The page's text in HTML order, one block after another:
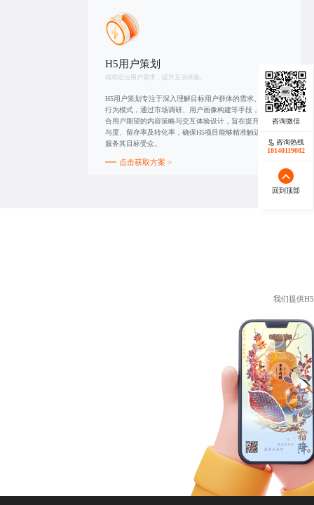
H5用户策划
精准定位用户需求，提升互动体验。
H5用户策划专注于深入理解目标用户群体的需求、偏好及
行为模式，通过市场调研、用户画像构建等手段，制定符
合用户期望的内容策略与交互体验设计，旨在提升用户参
与度、留存率及转化率，确保H5项目能够精准触达并有效
服务其目标受众。
点击获取方案 >
我们提供
咨询热线
18140119082
回到顶部